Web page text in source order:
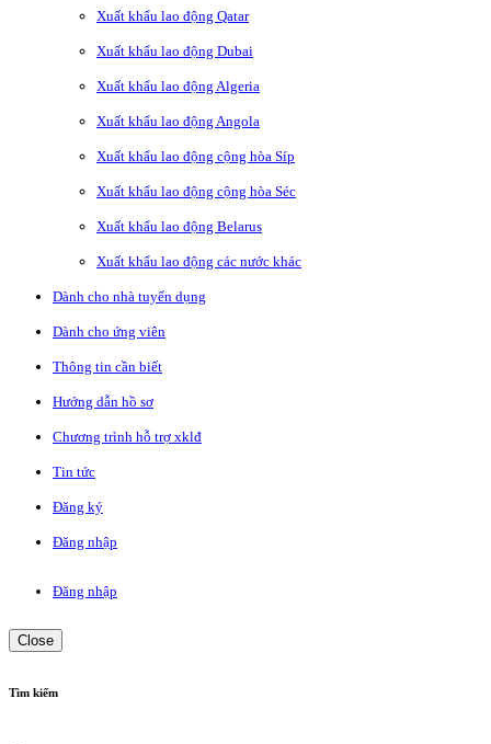
Xuất khẩu lao động Qatar
Xuất khẩu lao động Dubai
Xuất khẩu lao động Algeria
Xuất khẩu lao động Angola
Xuất khẩu lao động cộng hòa Síp
Xuất khẩu lao động cộng hòa Séc
Xuất khẩu lao động Belarus
Xuất khẩu lao động các nước khác
Dành cho nhà tuyển dụng
Dành cho ứng viên
Thông tin cần biết
Hướng dẫn hồ sơ
Chương trình hỗ trợ xklđ
Tin tức
Đăng ký
Đăng nhập
Đăng nhập
Close
Tìm kiếm